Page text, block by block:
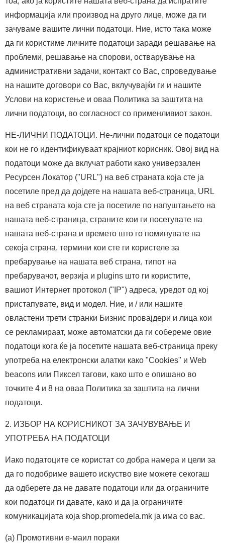
информација или производ на друго лице, може да ги
зачуваме вашите лични податоци. Ние, исто така може
да ги користиме личните податоци заради решавање на
проблеми, решавање на спорови, остварување на
административни задачи, контакт со Вас, спроведување
на нашите договори со Вас, вклучувајќи ги и нашите
Услови на користење и оваа Политика за заштита на
лични податоци, во согласност со применливиот закон.
НЕ-ЛИЧНИ ПОДАТОЦИ. Не-лични податоци се податоци
кои не го идентификуваат крајниот корисник. Овој вид на
податоци може да вклучат работи како универзален
Ресурсен Локатор ("URL") на веб страната која сте ја
посетиле пред да дојдете на нашата веб-страница, URL
на веб страната која сте ја посетиле по напуштањето на
нашата веб-страница, страните кои ги посетувате на
нашата веб-страна и времето што го поминувате на
секоја страна, термини кои сте ги користеле за
пребарување на нашата веб страна, типот на
пребарувачот, верзија и plugins што ги користите,
вашиот Интернет протокол ("IP") адреса, уредот од кој
пристапувате, вид и модел. Ние, и / или нашите
овластени трети странки Бизнис провајдери и лица кои
се рекламираат, може автоматски да ги собереме овие
податоци кога ќе ја посетите нашата веб-страница преку
употреба на електронски алатки како "Cookies" и Web
beacons или Пиксел тагови, како што е опишано во
точките 4 и 8 на оваа Политика за заштита на лични
податоци.
2. ИЗБОР НА КОРИСНИКОТ ЗА ЗАЧУВУВАЊЕ И
УПОТРЕБА НА ПОДАТОЦИ
Иако податоците се користат со добра намера и цели за
да го подобриме вашето искуство вие можете секогаш
да одберете да не давате податоци или да ограничите
кои податоци ги давате, како и да ја ограничите
комуникацијата која shop.promedela.mk ја има со вас.
(а) Промотивни е-маил пораки